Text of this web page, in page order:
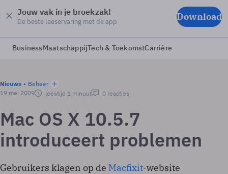
Jouw vak in je broekzak!
De beste leeservaring met de app Download
BusinessMaatschappijTech & ToekomstCarrière
Nieuws
Beheer
19 mei 2009
leestijd 1 minuut 0 reacties
Mac OS X 10.5.7
introduceert problemen
Gebruikers klagen op de Macfixit-website